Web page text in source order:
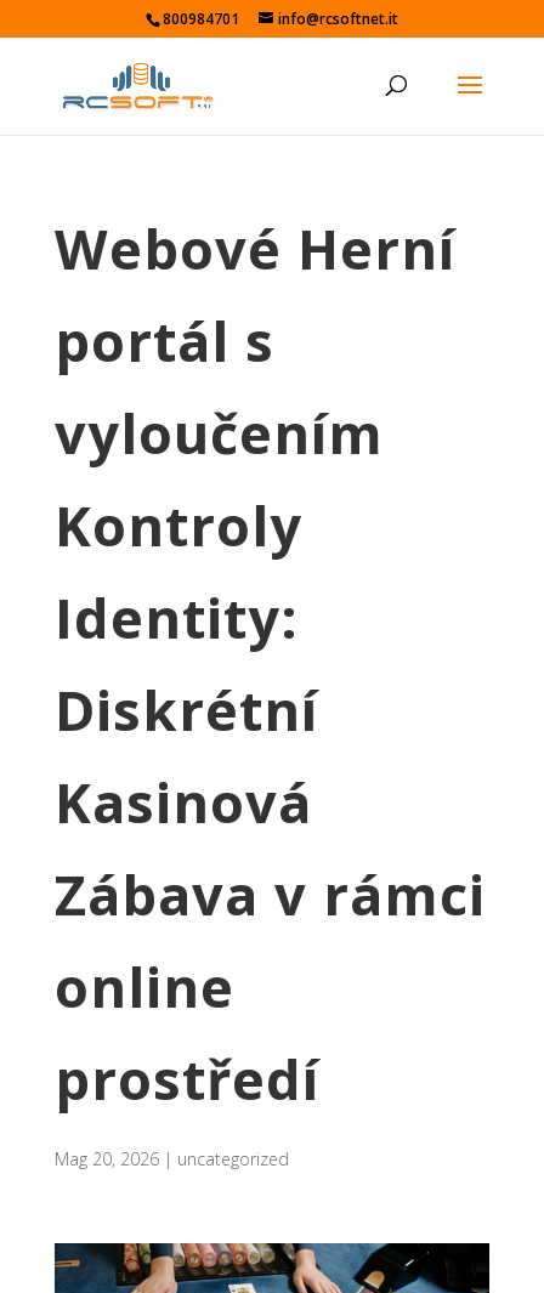
800984701 info@rcsoftnet.it
Webové Herní
portál s
vyloučením
Kontroly
Identity:
Diskrétní
Kasinová
Zábava v rámci
online
prostředí
Mag 20, 2026| uncategorized